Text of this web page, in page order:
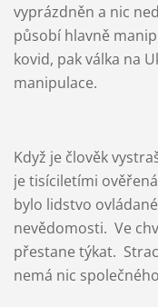
vyprázdněn a nic
působí hlavně
kovid, pak válka na
manipulace.
Když je člověk
je tisíciletími
bylo lidstvo
nevědomosti. Ve
přestane týkat.
nemá nic